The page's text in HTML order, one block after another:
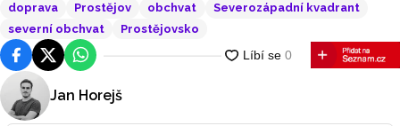
doprava Prostějov obchvat
Severozápadní kvadrant
severní obchvat
Prostějovsko
FacebookPlatforma X
WhatsApp
Jan Horejš